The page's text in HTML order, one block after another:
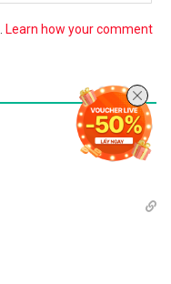
Learn how your comment